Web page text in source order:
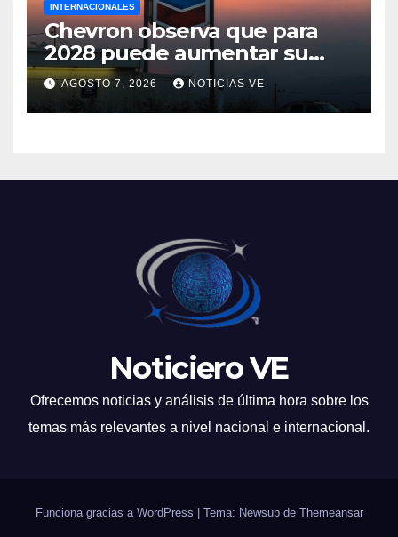
INTERNACIONALES
Chevron observa que para
2028 puede aumentar su
producción en Venezuela y
extraer alrededor de 420.000
barriles diarios
AGOSTO 7, 2026 NOTICIAS VE
Noticiero VE
Ofrecemos noticias y análisis de última hora sobre los
temas más relevantes a nivel nacional e internacional.
Funciona gracias a WordPress Tema: Newsup de Themeansar